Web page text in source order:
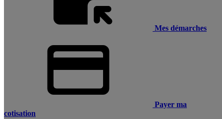
Mes démarches
Payer ma
cotisation